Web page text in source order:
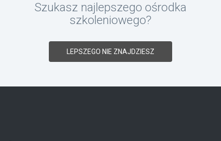
Szukasz najlepszego ośrodka
szkoleniowego?
LEPSZEGO NIE ZNAJDZIESZ